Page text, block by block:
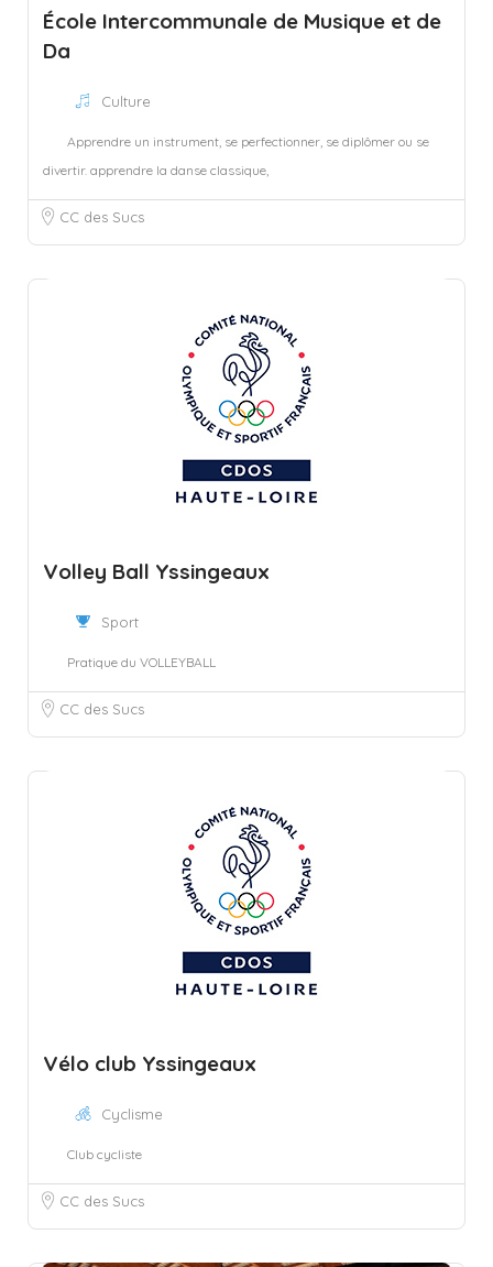
École Intercommunale de Musique et de
Da
Culture
Apprendre un instrument, se perfectionner, se diplômer ou se
divertir. apprendre la danse classique,
CC des Sucs
Volley Ball Yssingeaux
Sport
Pratique du VOLLEYBALL
CC des Sucs
Vélo club Yssingeaux
Cyclisme
Club cycliste
CC des Sucs